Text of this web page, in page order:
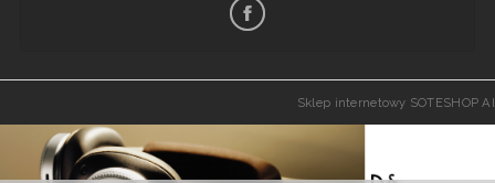
Sklep internetowy SOTESHOP AI